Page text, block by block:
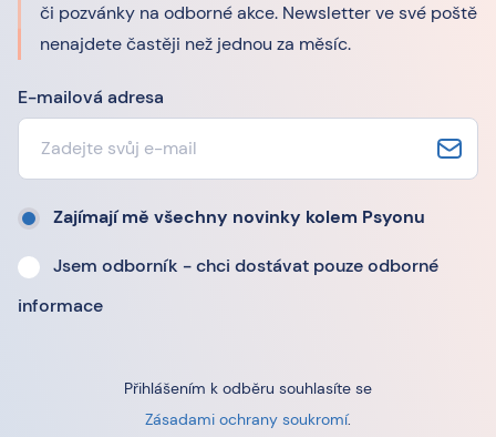
či pozvánky na odborné akce. Newsletter ve své poště
nenajdete častěji než jednou za měsíc.
E-mailová adresa
Zajímají mě všechny novinky kolem Psyonu
Jsem odborník - chci dostávat pouze odborné
informace
Přihlášením k odběru souhlasíte se
Zásadami ochrany soukromí.